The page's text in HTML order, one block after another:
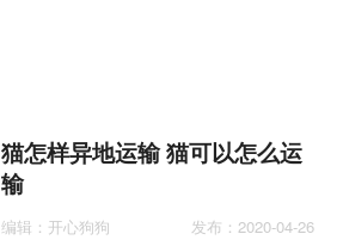
猫怎样异地运输 猫可以怎么运
输
编辑：开心狗狗 发布：2020-04-26